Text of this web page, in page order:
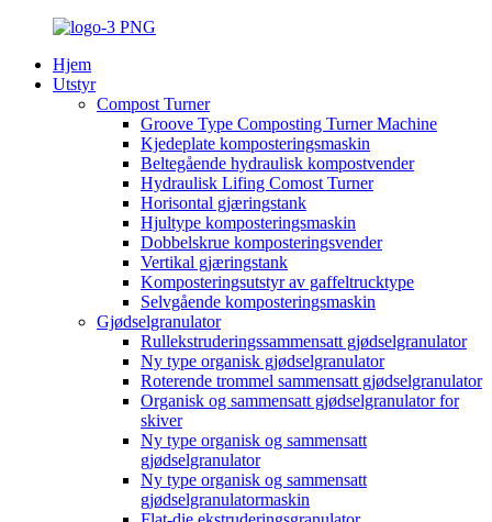
Hjem
Utstyr
Compost Turner
Groove Type Composting Turner Machine
Kjedeplate komposteringsmaskin
Beltegående hydraulisk kompostvender
Hydraulisk Lifing Comost Turner
Horisontal gjæringstank
Hjultype komposteringsmaskin
Dobbelskrue komposteringsvender
Vertikal gjæringstank
Komposteringsutstyr av gaffeltrucktype
Selvgående komposteringsmaskin
Gjødselgranulator
Rullekstruderingssammensatt gjødselgranulator
Ny type organisk gjødselgranulator
Roterende trommel sammensatt gjødselgranulator
Organisk og sammensatt gjødselgranulator for
skiver
Ny type organisk og sammensatt
gjødselgranulator
Ny type organisk og sammensatt
gjødselgranulatormaskin